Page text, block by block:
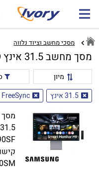
מסכי מחשב וציוד נלווה
מסך מחשב 31.5 אינץ AMD FreeSync QD-OLED
מיון
31.5 אינץ